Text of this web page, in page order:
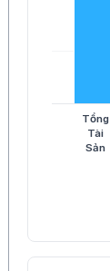
Tổng
Tài
Sản